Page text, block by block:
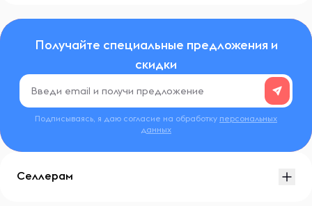
Получайте специальные предложения и
скидки
Подписываясь, я даю согласие на обработку персональных
данных
Селлерам